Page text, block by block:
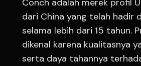
Conch adalah merek profil
dari China yang telah hadir
selama lebih dari 15 tahun.
dikenal karena kualitasnya
serta daya tahannya